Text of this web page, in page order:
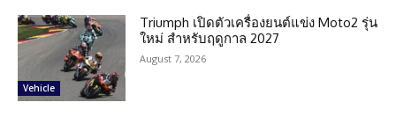
Vehicle
Triumph เปิดตัวเครื่องยนต์แข่ง Moto2 รุ่น
ใหม่ สำหรับฤดูกาล 2027
August 7, 2026